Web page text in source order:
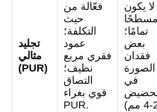
تجليد
مثالي
(PUR)
فعّالة من
حيث
التكلفة؛
عمود
فقري مربع
نظيف؛
التصاق
قوي بغراء
PUR.
لا يكون
مسطحًا
تمامًا؛
بعض
فقدان
الصورة
في